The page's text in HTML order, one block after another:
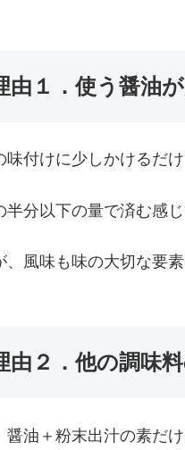
由１．使う醤油
付けに少しかけるだ
分以下の量で済む感じ
風味も味の大切な要
由２．他の調味
油＋粉末出汁の素だ